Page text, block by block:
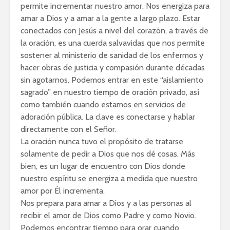
permite incrementar nuestro amor. Nos energiza para
amar a Dios y a amar a la gente a largo plazo. Estar
conectados con Jesús a nivel del corazón, a través de
la oración, es una cuerda salvavidas que nos permite
sostener al ministerio de sanidad de los enfermos y
hacer obras de justicia y compasión durante décadas
sin agotarnos. Podemos entrar en este “aislamiento
sagrado” en nuestro tiempo de oración privado, así
como también cuando estamos en servicios de
adoración pública. La clave es conectarse y hablar
directamente con el Señor.
La oración nunca tuvo el propósito de tratarse
solamente de pedir a Dios que nos dé cosas. Más
bien, es un lugar de encuentro con Dios donde
nuestro espíritu se energiza a medida que nuestro
amor por Él incrementa.
Nos prepara para amar a Dios y a las personas al
recibir el amor de Dios como Padre y como Novio.
Podemos encontrar tiempo para orar cuando